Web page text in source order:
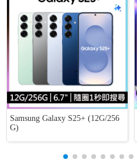
Samsung Galaxy S25+ (12G/256
G)